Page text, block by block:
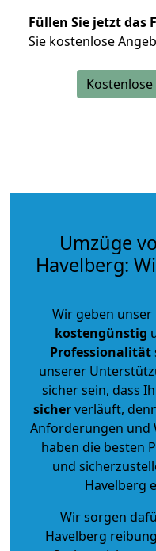
Füllen Sie jetzt das
Sie kostenlose
Umzüge
Havelberg:
Wir geben unser
kostengünstig
Professionalität
unserer
sicher sein, dass
sicherverläuft,
Anforderungen und
haben die besten
und
Havelberg
Wir sorgen
Havelberg